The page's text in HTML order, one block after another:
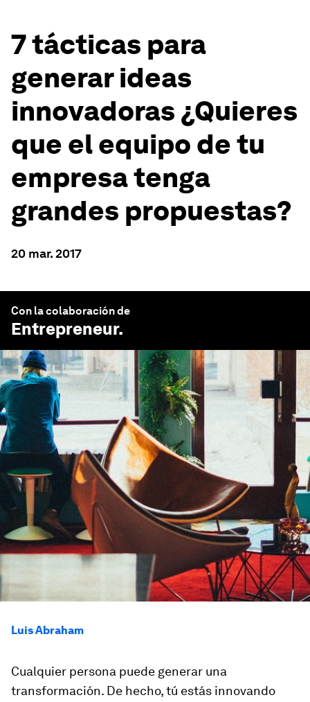
7 tácticas para
generar ideas
innovadoras ¿Quieres
que el equipo de tu
empresa tenga
grandes propuestas?
20 mar. 2017
Con la colaboración de
Entrepreneur.
Luis Abraham
Cualquier persona puede generar una
transformación. De hecho, tú estás innovando